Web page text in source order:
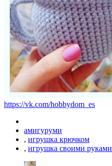
https://vk.com/hobbydom_es
амигуруми
, игрушка крючком
, игрушка своими руками